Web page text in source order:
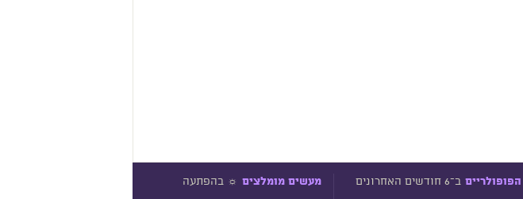
הפופולריים ב־6 חודשים האחרונים מעשים מומלצים ☼ בהפתעה